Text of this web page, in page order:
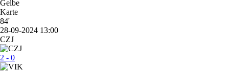
84'
28-09-2024 13:00
CZJ
2 - 0